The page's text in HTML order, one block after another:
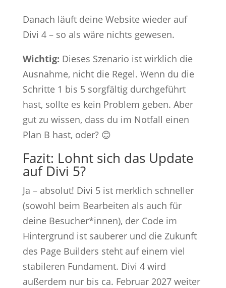
Danach läuft deine Website wieder auf
Divi 4 – so als wäre nichts gewesen.
Wichtig: Dieses Szenario ist wirklich die
Ausnahme, nicht die Regel. Wenn du die
Schritte 1 bis 5 sorgfältig durchgeführt
hast, sollte es kein Problem geben. Aber
gut zu wissen, dass du im Notfall einen
Plan B hast, oder? 😊
Fazit: Lohnt sich das Update
auf Divi 5?
Ja – absolut! Divi 5 ist merklich schneller
(sowohl beim Bearbeiten als auch für
deine Besucher*innen), der Code im
Hintergrund ist sauberer und die Zukunft
des Page Builders steht auf einem viel
stabileren Fundament. Divi 4 wird
außerdem nur bis ca. Februar 2027 weiter